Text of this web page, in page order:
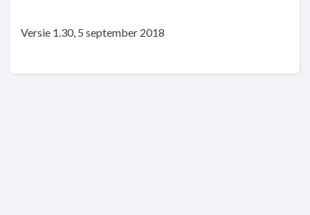
Versie 1.30, 5 september 2018